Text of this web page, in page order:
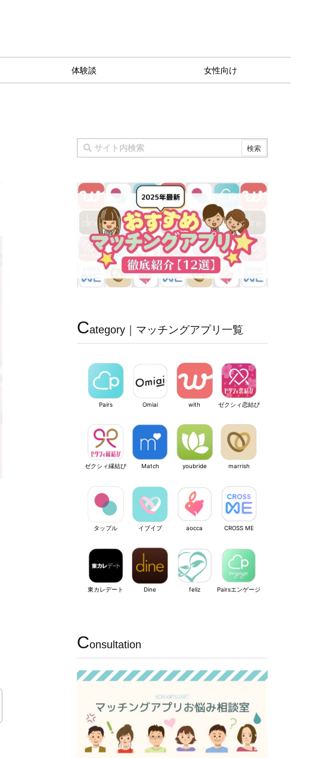
体験談 女性向け
Category｜マッチングアプリ一覧
Pairs Omiai with ゼクシィ恋結び
ゼクシィ縁結び Match youbride marrish
タップル イブイブ aocca CROSS ME
東カレデート Dine feliz Pairsエンゲージ
Consultation